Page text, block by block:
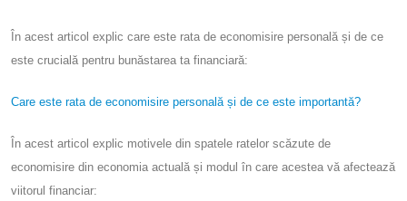
În acest articol explic care este rata de economisire personală și de ce
este crucială pentru bunăstarea ta financiară:
Care este rata de economisire personală și de ce este importantă?
În acest articol explic motivele din spatele ratelor scăzute de
economisire din economia actuală și modul în care acestea vă afectează
viitorul financiar: